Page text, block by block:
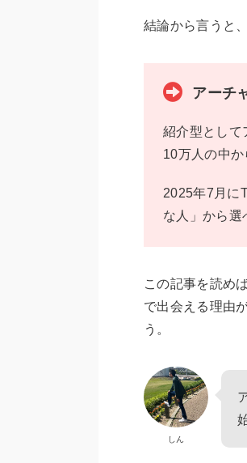
結論から言うと
アーチ
紹介型として
10万人の中
2025年7月に
な人」から選
この記事を読め
で出会える理由
う。
しん